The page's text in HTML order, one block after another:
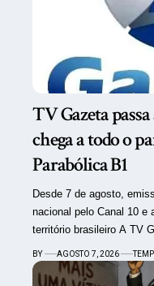
TV Gazeta
chega a todo o
Parabólica B1
Desde 7 de agosto,
nacional pelo Canal 10 e
território brasileiro A TV
BY AGOSTO 7, 2026